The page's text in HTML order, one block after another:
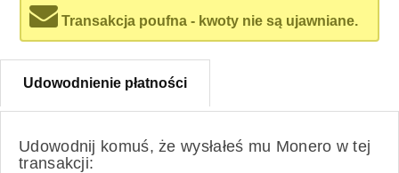
Transakcja poufna - kwoty nie są ujawniane.
Udowodnienie płatności
Udowodnij komuś, że wysłałeś mu Monero w tej
transakcji: